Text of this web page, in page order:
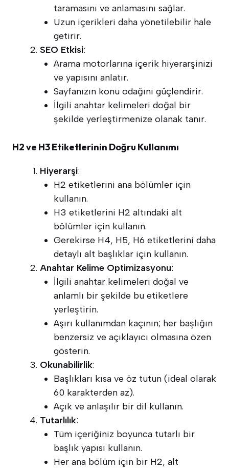
taramasını ve anlamasını sağlar.
Uzun içerikleri daha yönetilebilir hale
getirir.
SEO Etkisi:
Arama motorlarına içerik hiyerarşinizi
ve yapısını anlatır.
Sayfanızın konu odağını güçlendirir.
İlgili anahtar kelimeleri doğal bir
şekilde yerleştirmenize olanak tanır.
H2 ve H3 Etiketlerinin Doğru Kullanımı
Hiyerarşi:
H2 etiketlerini ana bölümler için
kullanın.
H3 etiketlerini H2 altındaki alt
bölümler için kullanın.
Gerekirse H4, H5, H6 etiketlerini daha
detaylı alt başlıklar için kullanın.
Anahtar Kelime Optimizasyonu:
İlgili anahtar kelimeleri doğal ve
anlamlı bir şekilde bu etiketlere
yerleştirin.
Aşırı kullanımdan kaçının; her başlığın
benzersiz ve açıklayıcı olmasına özen
gösterin.
Okunabilirlik:
Başlıkları kısa ve öz tutun (ideal olarak
60 karakterden az).
Açık ve anlaşılır bir dil kullanın.
Tutarlılık:
Tüm içeriğiniz boyunca tutarlı bir
başlık yapısı kullanın.
Her ana bölüm için bir H2, alt